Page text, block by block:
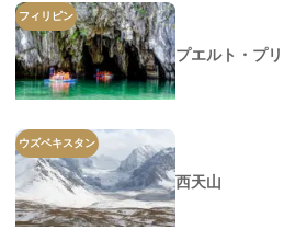
フィリピン
プエルト・プ
ウズベキスタン
西天山